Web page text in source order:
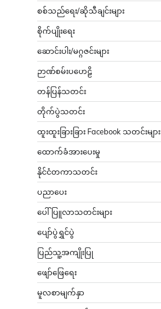
စစ်သည်ရေး/ဆိုသီချင်းများ
စိုက်ပျိုးရေး
ဆောင်းပါး/မဂ္ဂဇင်းများ
ဉာဏ်စမ်းပဟေဠိ
တန်ပြန်သတင်း
တိုက်ပွဲသတင်း
ထူးထူးခြားခြား Facebook သတင်းများ
ထောက်ခံအားပေးမှု
နိုင်ငံတကာသတင်း
ပညာပေး
ပေါ်ပြူလာသတင်းများ
ပျော်ပွဲရွှင်ပွဲ
ပြည်သူ့အကျိုးပြု
ဖျော်ဖြေရေး
မူလစာမျက်နှာ